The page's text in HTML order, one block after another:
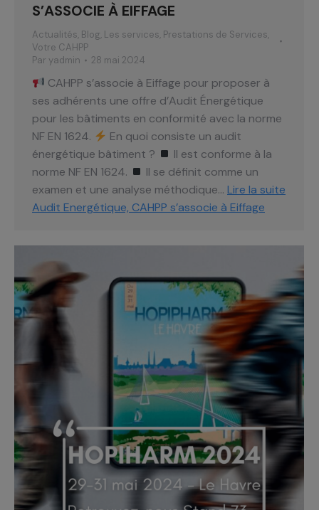
S’ASSOCIE À EIFFAGE
Actualités, Blog, Les services, Prestations de Services,
Votre CAHPP
Par yadmin 28 mai 2024
CAHPP s’associe à Eiffage pour proposer à
ses adhérents une offre d’Audit Énergétique
pour les bâtiments en conformité avec la norme
NF EN 1624.
En quoi consiste un audit
énergétique bâtiment ?
Il est conforme à la
norme NF EN 1624.
Il se définit comme un
examen et une analyse méthodique… Lire la suite
Audit Energétique, CAHPP s’associe à Eiffage